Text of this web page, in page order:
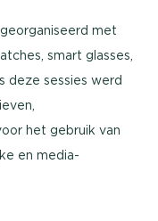
georganiseerd met
smart glasses,
deze sessies werd
het gebruik van
en media-